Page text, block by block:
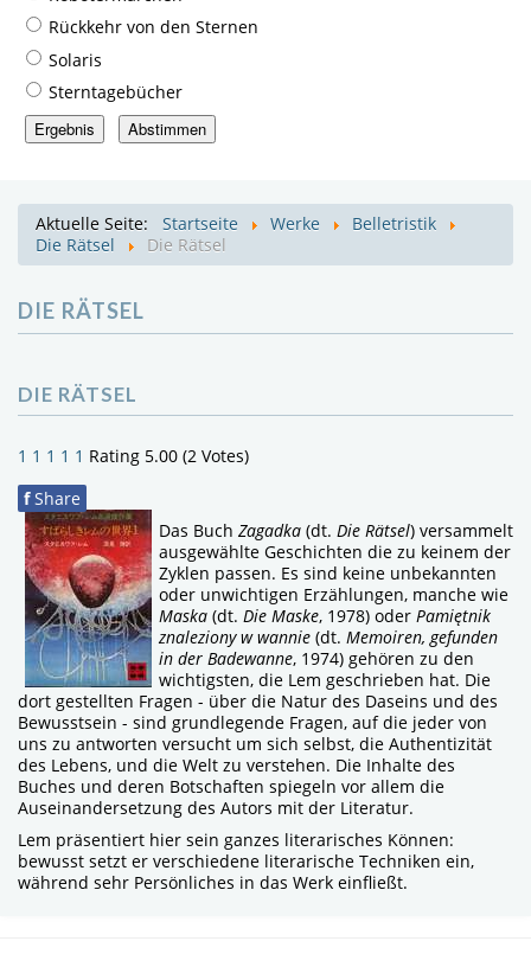
Rückkehr von den Sternen
Solaris
Sterntagebücher
Aktuelle Seite: Startseite Werke
Belletristik
Die Rätsel
Die Rätsel
DIE RÄTSEL
DIE RÄTSEL
1 1 1 1 1 Rating 5.00 (2 Votes)
f Share
Das Buch Zagadka (dt. Die Rätsel) versammelt
ausgewählte Geschichten die zu keinem der
Zyklen passen. Es sind keine unbekannten
oder unwichtigen Erzählungen, manche wie
Maska (dt. Die Maske, 1978) oder Pamiętnik
znaleziony w wannie (dt. Memoiren, gefunden
in der Badewanne, 1974) gehören zu den
wichtigsten, die Lem geschrieben hat. Die
dort gestellten Fragen - über die Natur des Daseins und des
Bewusstsein - sind grundlegende Fragen, auf die jeder von
uns zu antworten versucht um sich selbst, die Authentizität
des Lebens, und die Welt zu verstehen. Die Inhalte des
Buches und deren Botschaften spiegeln vor allem die
Auseinandersetzung des Autors mit der Literatur.
Lem präsentiert hier sein ganzes literarisches Können:
bewusst setzt er verschiedene literarische Techniken ein,
während sehr Persönliches in das Werk einfließt.